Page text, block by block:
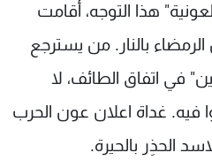
هذا التوجه، أقامت
بالنار. من يسترجع
في اتفاق الطائف، لا
فيه. غداة اعلان عون الحرب
الحذِر بالحيرة.